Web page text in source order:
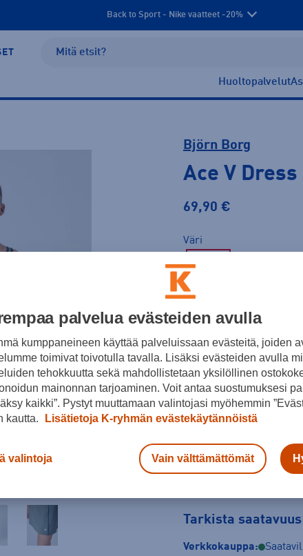
Back to Sport - Nike vaatteet -20%
Huoltopalvelut
Björn Borg
Ace V Dress
69,90 €
Väri
XS S M
Kokotaulukko
Tarkista
Verkkokauppa:
palvelua evästeiden avulla
kumppaneineen käyttää palveluissaan evästeitä, joiden
toimivat toivotulla tavalla. Lisäksi evästeiden avulla
tehokkuutta sekä mahdollistetaan yksilöllinen
mainonnan tarjoaminen. Voit antaa suostumuksesi
kaikki”. Pystyt muuttamaan valintojasi myöhemmin
kautta.
Lisätietoja K-ryhmän evästekäytännöistä
valintoja Vain välttämättömät